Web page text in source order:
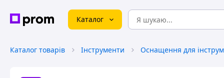
Каталог
Каталог товарів Інструменти Оснащення для